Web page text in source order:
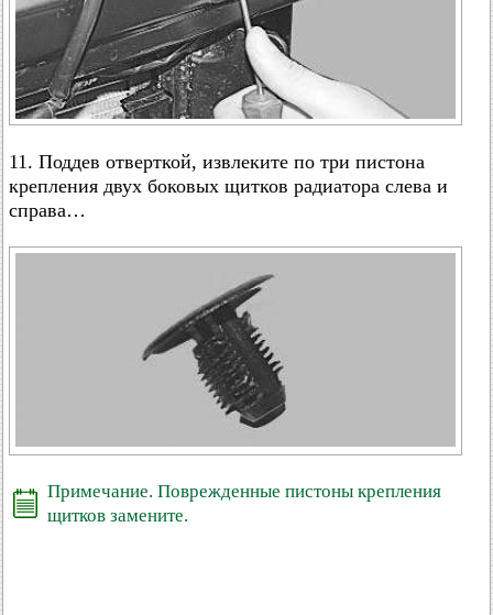
11. Поддев отверткой, извлеките по три пистона
крепления двух боковых щитков радиатора слева и
справа…
Примечание. Поврежденные пистоны крепления
щитков замените.